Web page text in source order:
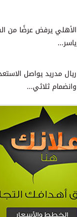
الأهلي يرفض عرضًا من
ياسر...
ريال مدريد يواصل
وانضمام ثلاثي...